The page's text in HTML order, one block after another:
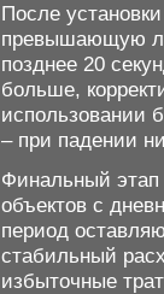
После
превышающую
позднее 20
больше,
использовании
– при падении
Финальный этап
объектов с
период
стабильный
избыточные